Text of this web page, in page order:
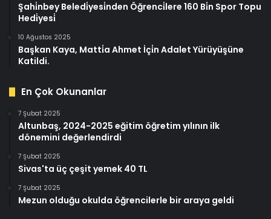
Şahi̇nbey Beledi̇yesi̇nden Öğrenci̇lere 160 Bi̇n Spor Topu
Hedi̇yesi̇
10 Ağustos 2025
Başkan Kaya, Matti̇a Ahmet İçi̇n Adalet Yürüyüşüne
Katildi.
En Çok Okunanlar
7 Şubat 2025
Altunbaş, 2024-2025 eğitim öğretim yılının ilk
dönemini değerlendirdi
7 Şubat 2025
Sivas'ta üç çeşit yemek 40 TL
7 Şubat 2025
Mezun olduğu okulda öğrencilerle bir araya geldi